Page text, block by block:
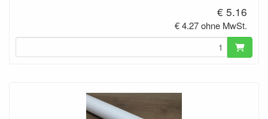
€ 5.16
€ 4.27 ohne MwSt.